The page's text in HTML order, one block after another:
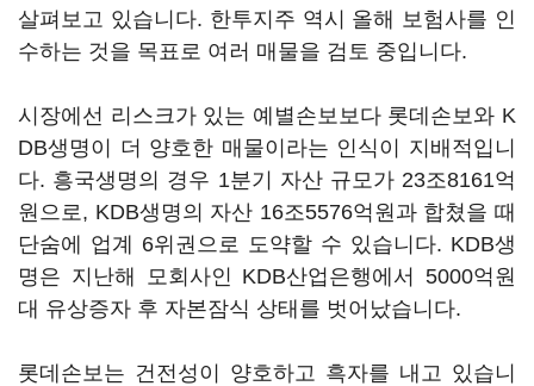
살펴보고 있습니다. 한투지주 역시 올해 보험사를 인
수하는 것을 목표로 여러 매물을 검토 중입니다.
시장에선 리스크가 있는 예별손보보다 롯데손보와 K
DB생명이 더 양호한 매물이라는 인식이 지배적입니
다. 흥국생명의 경우 1분기 자산 규모가 23조8161억
원으로, KDB생명의 자산 16조5576억원과 합쳤을 때
단숨에 업계 6위권으로 도약할 수 있습니다. KDB생
명은 지난해 모회사인 KDB산업은행에서 5000억원
대 유상증자 후 자본잠식 상태를 벗어났습니다.
롯데손보는 건전성이 양호하고 흑자를 내고 있습니